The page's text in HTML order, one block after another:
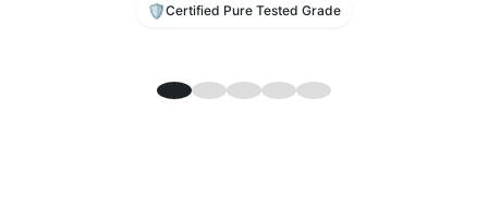
🛡️Certified Pure Tested Grade